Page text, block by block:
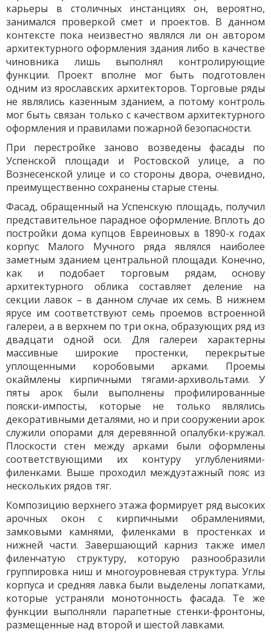
карьеры в столичных инстанциях он, вероятно,
занимался проверкой смет и проектов. В данном
контексте пока неизвестно являлся ли он автором
архитектурного оформления здания либо в качестве
чиновника лишь выполнял контролирующие
функции. Проект вполне мог быть подготовлен
одним из ярославских архитекторов. Торговые ряды
не являлись казенным зданием, а потому контроль
мог быть связан только с качеством архитектурного
оформления и правилами пожарной безопасности.
При перестройке заново возведены фасады по
Успенской площади и Ростовской улице, а по
Вознесенской улице и со стороны двора, очевидно,
преимущественно сохранены старые стены.
Фасад, обращенный на Успенскую площадь, получил
представительное парадное оформление. Вплоть до
постройки дома купцов Евреиновых в 1890-х годах
корпус Малого Мучного ряда являлся наиболее
заметным зданием центральной площади. Конечно,
как и подобает торговым рядам, основу
архитектурного облика составляет деление на
секции лавок – в данном случае их семь. В нижнем
ярусе им соответствуют семь проемов встроенной
галереи, а в верхнем по три окна, образующих ряд из
двадцати одной оси. Для галереи характерны
массивные широкие простенки, перекрытые
уплощенными коробовыми арками. Проемы
окаймлены кирпичными тягами-архивольтами. У
пяты арок были выполнены профилированные
пояски-импосты, которые не только являлись
декоративными деталями, но и при сооружении арок
служили опорами для деревянной опалубки-кружал.
Плоскости стен между арками были оформлены
соответствующими их контуру углублениями-
филенками. Выше проходил междуэтажный пояс из
нескольких рядов тяг.
Композицию верхнего этажа формирует ряд высоких
арочных окон с кирпичными обрамлениями,
замковыми камнями, филенками в простенках и
нижней части. Завершающий карниз также имел
филенчатую структуру, которую разнообразили
группировка ниш и многоуровневая структура. Углы
корпуса и средняя лавка были выделены лопатками,
которые устраняли монотонность фасада. Те же
функции выполняли парапетные стенки-фронтоны,
размещенные над второй и шестой лавками.